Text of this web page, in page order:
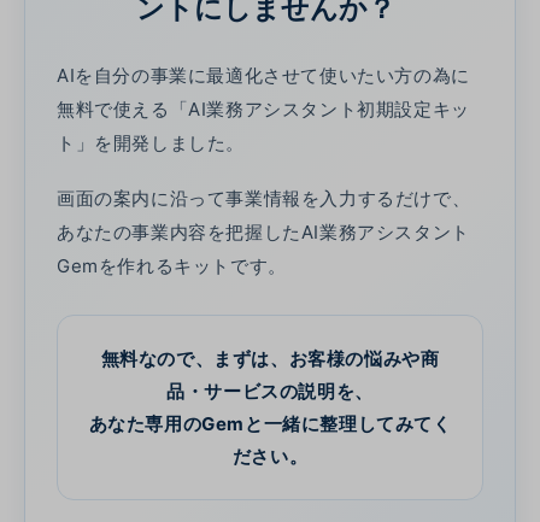
ントにしませんか？
AIを自分の事業に最適化させて使いたい方の為に
無料で使える「AI業務アシスタント初期設定キッ
ト」を開発しました。
画面の案内に沿って事業情報を入力するだけで、
あなたの事業内容を把握したAI業務アシスタント
Gemを作れるキットです。
無料なので、まずは、お客様の悩みや商
品・サービスの説明を、
あなた専用のGemと一緒に整理してみてく
ださい。